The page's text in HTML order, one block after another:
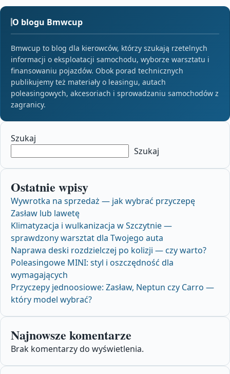
O blogu Bmwcup
Bmwcup to blog dla kierowców, którzy szukają rzetelnych
informacji o eksploatacji samochodu, wyborze warsztatu i
finansowaniu pojazdów. Obok porad technicznych
publikujemy też materiały o leasingu, autach
poleasingowych, akcesoriach i sprowadzaniu samochodów z
zagranicy.
Szukaj
Szukaj
Ostatnie wpisy
Wywrotka na sprzedaż — jak wybrać przyczepę
Zasław lub lawetę
Klimatyzacja i wulkanizacja w Szczytnie —
sprawdzony warsztat dla Twojego auta
Naprawa deski rozdzielczej po kolizji — czy warto?
Poleasingowe MINI: styl i oszczędność dla
wymagających
Przyczepy jednoosiowe: Zasław, Neptun czy Carro —
który model wybrać?
Najnowsze komentarze
Brak komentarzy do wyświetlenia.